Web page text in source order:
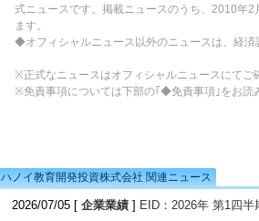
式ニュースです。掲載ニュースのうち、2010年
ます。
◆オフィシャルニュース以外のニュースは、経済
※正式なニュースはオフィシャルニュースにてご
※免責事項については下部の｢◆免責事項｣をお読
ハノイ教育開発投資株式会社 関連ニュース
2026/07/05 [ 企業業績 ] EID：2026年 第1四半